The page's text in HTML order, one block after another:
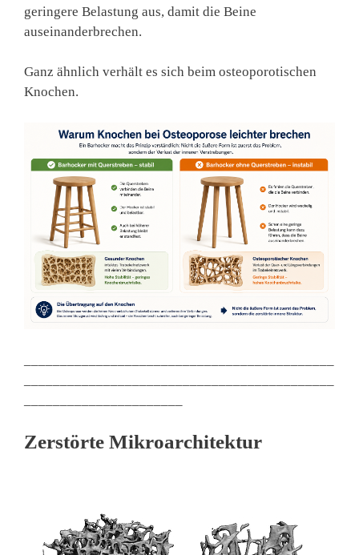
geringere Belastung aus, damit die Beine
auseinanderbrechen.
Ganz ähnlich verhält es sich beim osteoporotischen
Knochen.
Zerstörte Mikroarchitektur